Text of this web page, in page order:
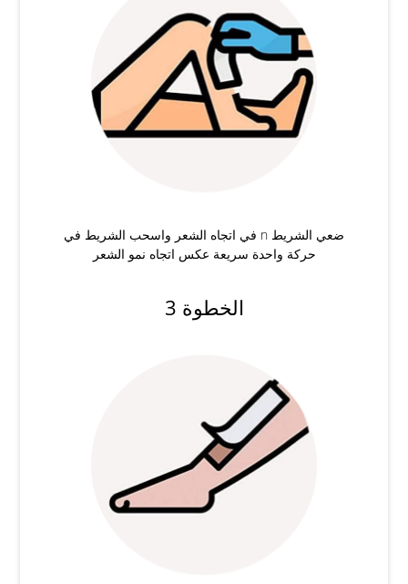
ضعي الشريط n في اتجاه الشعر واسحب الشريط في
حركة واحدة سريعة عكس اتجاه نمو الشعر
الخطوة 3